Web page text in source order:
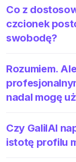
Co z
czcionek
swobodę?
Rozumiem.
nadal mogę
Czy GalilAI
istotę profilu